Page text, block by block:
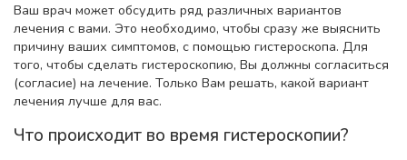
Ваш врач может обсудить ряд различных вариантов
лечения с вами. Это необходимо, чтобы сразу же выяснить
причину ваших симптомов, с помощью гистероскопа. Для
того, чтобы сделать гистероскопию, Вы должны согласиться
(согласие) на лечение. Только Вам решать, какой вариант
лечения лучше для вас.
Что происходит во время гистероскопии?